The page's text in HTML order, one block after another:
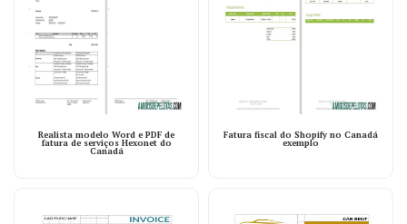
Realista modelo Word e PDF de
fatura de serviços Hexonet do
Canadá
Fatura fiscal do Shopify no Canadá
exemplo